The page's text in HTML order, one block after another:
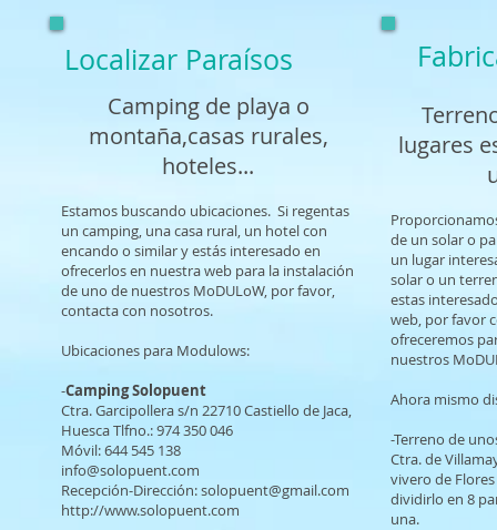
Localizar Paraísos
Camping de playa o
montaña,casas rurales,
hoteles...
​Estamos buscando ubicaciones. Si regentas
un camping, una casa rural, un hotel con
encando o similar y estás interesado en
ofrecerlos en nuestra web para la instalación
de uno de nuestros MoDULoW, por favor,
contacta con nosotros.
Ubicaciones para Modulows:
-Camping Solopuent
Ctra. Garcipollera s/n 22710 Castiello de Jaca,
Huesca Tlfno.: 974 350 046
Móvil: 644 545 138
info@solopuent.com
Recepción-Dirección:solopuent@gmail.com
http://www.solopuent.com
lugares
de un solar o
un lugar
solar o un
estas
web, por favor
ofreceremos
nuestros
Ahora mismo
-Terreno de
Ctra. de
vivero de
dividirlo en 8
una.